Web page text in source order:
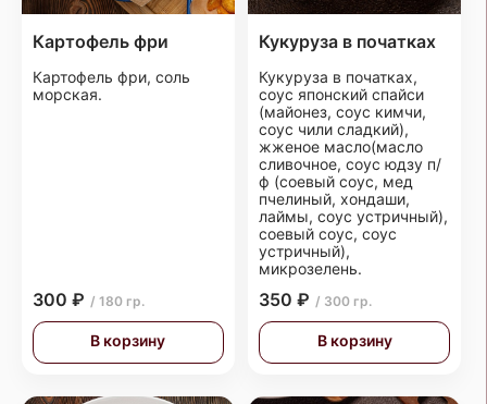
Картофель фри
Картофель фри, соль
морская.
300 ₽ / 180 гр.
В корзину
Кукуруза в початках
Кукуруза в початках,
соус японский спайси
(майонез, соус кимчи,
соус чили сладкий),
жженое масло(масло
сливочное, соус юдзу п/
ф (соевый соус, мед
пчелиный, хондаши,
лаймы, соус устричный),
соевый соус, соус
устричный),
микрозелень.
350 ₽ / 300 гр.
В корзину